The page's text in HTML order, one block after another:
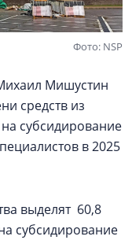
Фото: NSP
Мишустин
средств из
субсидирование
в 2025
выделят 60,8
субсидирование